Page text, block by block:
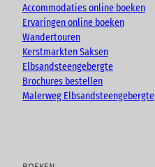
Accommodaties online boeken
Ervaringen online boeken
Wandertouren
Kerstmarkten Saksen
Elbsandsteengebergte
Brochures bestellen
Malerweg Elbsandsteengebergte